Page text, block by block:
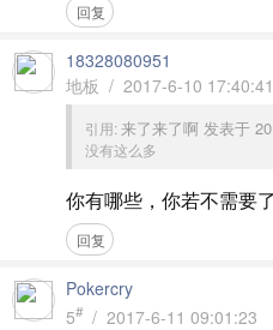
回复
18328080951
地板 / 2017-6-10 17:40:41
引用: 来了来了啊 发表于
没有这么多
你有哪些，你若不需要
回复
Pokercry
5# / 2017-6-11 09:01:23